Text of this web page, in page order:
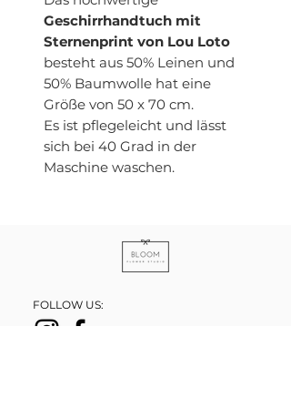
Geschirrhandtuch mit
Sternenprint von Lou Loto
besteht aus 50% Leinen und
50% Baumwolle hat eine
Größe von 50 x 70 cm.
Es ist pflegeleicht und lässt
sich bei 40 Grad in der
Maschine waschen.
FOLLOW US: